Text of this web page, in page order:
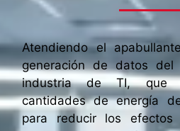
Atendiendo el
generación de datos del
industria de TI, que
cantidades de energía
para reducir los efectos